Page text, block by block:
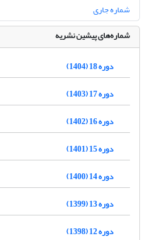
شماره جاری
شماره‌های پیشین نشریه
دوره 18 (1404)
دوره 17 (1403)
دوره 16 (1402)
دوره 15 (1401)
دوره 14 (1400)
دوره 13 (1399)
دوره 12 (1398)